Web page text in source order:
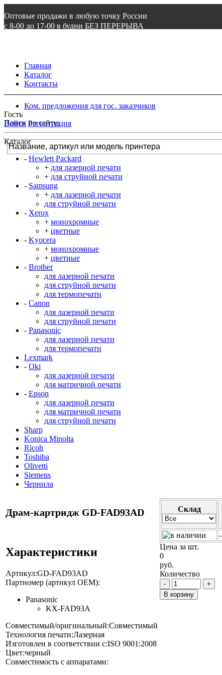
Оптовые продажи в любую точку России
с 8-00 до 17-00 в будни БЕЗ ПЕРЕРЫВА
Главная
Каталог
Контакты
Ком. предложения для гос. заказчиков
Поиск по сайту:
Гость
Войти Регистрация
Каталог
- Hewlett Packard
+ для лазерной печати
+ для струйной печати
- Samsung
+ для лазерной печати
для струйной печати
- Xerox
+ монохромные
+ цветные
- Kyocera
+ монохромные
+ цветные
- Brother
для лазерной печати
для струйной печати
для термопечати
- Canon
для лазерной печати
для струйной печати
- Panasonic
для лазерной печати
для термопечати
Lexmark
- Oki
для лазерной печати
для матричной печати
- Epson
для лазерной печати
для матричной печати
для струйной печати
Sharp
Konica Minolta
Ricoh
Toshiba
Olivetti
Siemens
Чернила
Драм-картридж GD-FAD93AD
Характеристики
Артикул:GD-FAD93AD
Партномер (артикул OEM):
Panasonic
KX-FAD93A
Совместимый/оригинальный:Совместимый
Технология печати:Лазерная
Изготовлен в соответствии с:ISO 9001:2008
Цвет:черный
Совместимость с аппаратами:
Cклад
-
Цена за шт.
0
руб.
Количество
-
+
В корзину